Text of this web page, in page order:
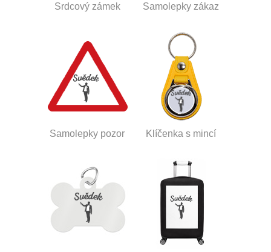
Srdcový zámek Samolepky zákaz
Samolepky pozor Klíčenka s mincí